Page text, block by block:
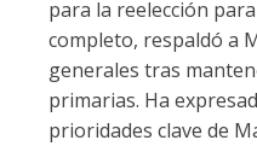
para la reelección
completo, respaldó a
generales tras
primarias. Ha
prioridades clave de